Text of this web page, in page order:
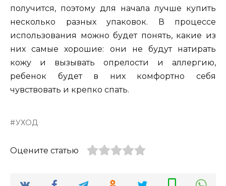
получится, поэтому для начала лучше купить
несколько разных упаковок. В процессе
использования можно будет понять, какие из
них самые хорошие: они не будут натирать
кожу и вызывать опрелости и аллергию,
ребенок будет в них комфортно себя
чувствовать и крепко спать.
УХОД
Оцените статью